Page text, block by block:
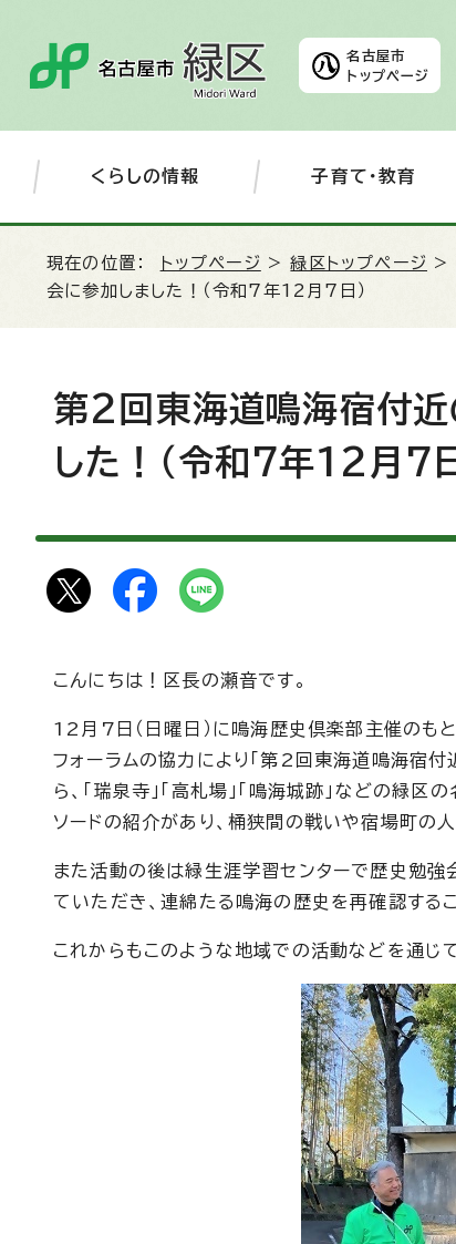
名古屋市
トップページ
くらしの情報 子育て・教育
現在の位置： トップページ >緑区トップページ >
会に参加しました！（令和7年12月7日）
第2回東海道鳴海宿付近
した！（令和7年12月7
こんにちは！区長の瀬音です。
12月7日（日曜日）に鳴海歴史倶楽部主催のも
フォーラムの協力により「第2回東海道鳴海宿
ら、「瑞泉寺」「高札場」「鳴海城跡」などの緑
ソードの紹介があり、桶狭間の戦いや宿場町の
また活動の後は緑生涯学習センターで歴史勉強
ていただき、連綿たる鳴海の歴史を再確認する
これからもこのような地域での活動などを通じ